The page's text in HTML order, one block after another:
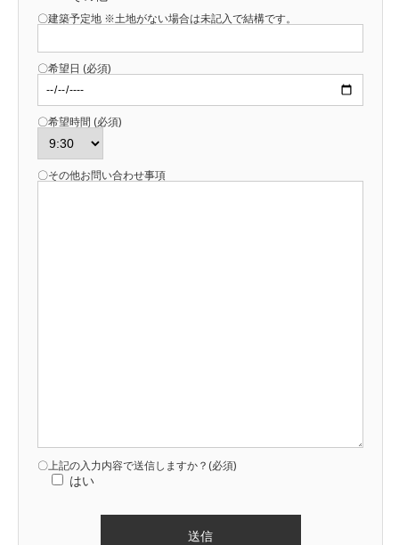
〇建築予定地 ※土地がない場合は未記入で結構です。
〇希望日 (必須)
〇希望時間 (必須)
〇その他お問い合わせ事項
〇上記の入力内容で送信しますか？(必須)
はい